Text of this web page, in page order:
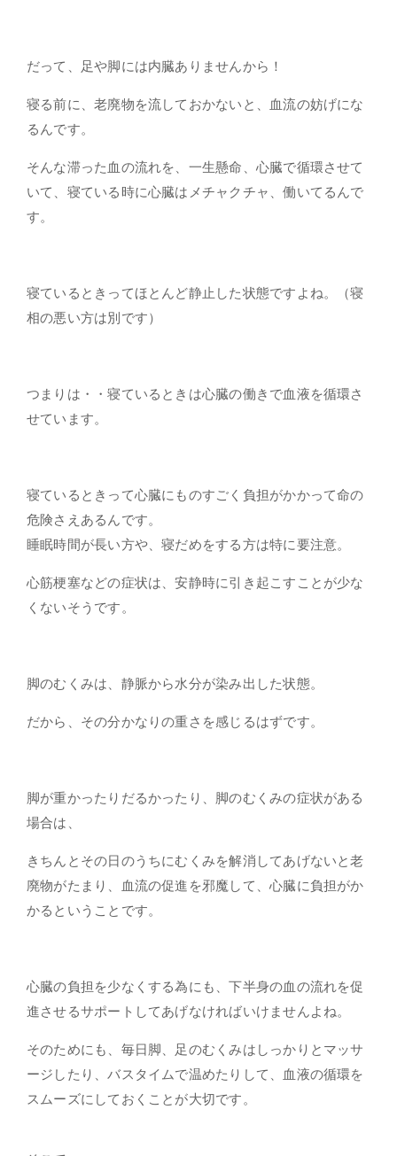
だって、 足や脚には内臓ありませんから！
寝る前に、老廃物を流しておかないと、血流の妨げにな
るんです。
そんな滞った血の流れを、一生懸命、心臓で循環させて
いて、寝ている時に心臓はメチャクチャ、働いてるんで
す。
寝ているときってほとんど静止した状態ですよね。（寝
相の悪い方は別です）
つまりは・・寝ているときは心臓の働きで血液を循環さ
せています。
寝ているときって心臓にものすごく負担がかかって命の
危険さえあるんです。
睡眠時間が長い方や、寝だめをする方は特に要注意。
心筋梗塞などの症状は、安静時に引き起こすことが少な
くないそうです。
脚のむくみは、静脈から水分が染み出した状態。
だから、その分かなりの重さを感じるはずです。
脚が重かったりだるかったり、脚のむくみの症状がある
場合は、
きちんとその日のうちにむくみを解消してあげないと老
廃物がたまり、血流の促進を邪魔して、心臓に負担がか
かるということです。
心臓の負担を少なくする為にも、下半身の血の流れを促
進させるサポート してあげなければいけませんよね。
そのためにも、毎日脚、足のむくみはしっかりとマッサ
ージしたり、バスタイムで温めたりして、血液の循環を
スムーズにしておくことが大切です。